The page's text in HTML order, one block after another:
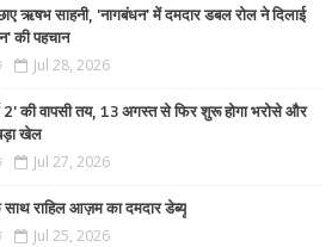
ऋषभ साहनी, 'नागबंधन' में दमदार डबल रोल ने दिलाई
की पहचान
Jul 28, 2026
2' की वापसी तय, 13 अगस्त से फिर शुरू होगा भरोसे और
खेल
Jul 27, 2026
साथ राहिल आज़म का दमदार डेब्यू
Jul 25, 2026